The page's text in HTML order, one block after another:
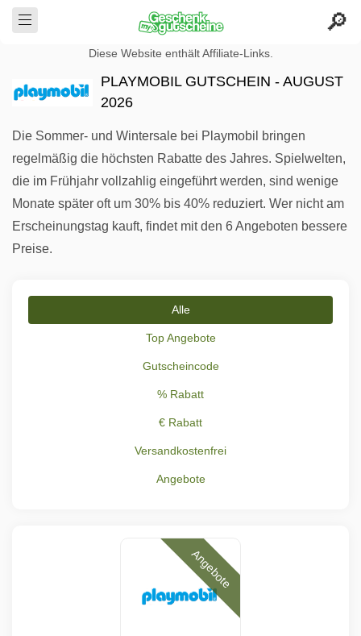
Diese Website enthält Affiliate-Links.
PLAYMOBIL GUTSCHEIN - AUGUST
2026
Die Sommer- und Wintersale bei Playmobil bringen
regelmäßig die höchsten Rabatte des Jahres. Spielwelten,
die im Frühjahr vollzahlig eingeführt werden, sind wenige
Monate später oft um 30% bis 40% reduziert. Wer nicht am
Erscheinungstag kauft, findet mit den 6 Angeboten bessere
Preise.
Alle
Top Angebote
Gutscheincode
% Rabatt
€ Rabatt
Versandkostenfrei
Angebote
Angebote